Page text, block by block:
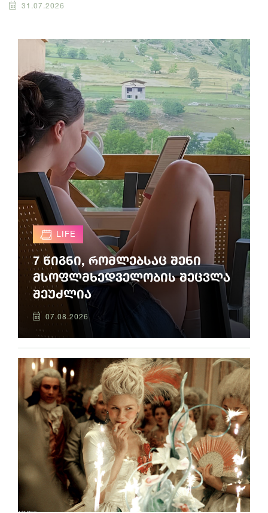
31.07.2026
LIFE
7 წიგნი, რომლებსაც შენი
მსოფლმხედველობის შეცვლა
შეუძლია
07.08.2026